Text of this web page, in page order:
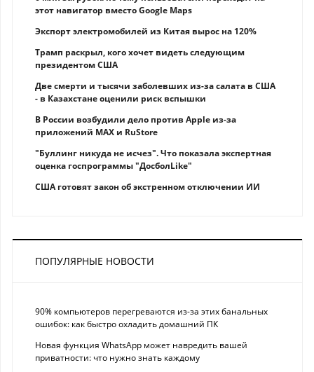
этот навигатор вместо Google Maps
Экспорт электромобилей из Китая вырос на 120%
Трамп раскрыл, кого хочет видеть следующим
президентом США
Две смерти и тысячи заболевших из-за салата в США
- в Казахстане оценили риск вспышки
В России возбудили дело против Apple из-за
приложений MAX и RuStore
"Буллинг никуда не исчез". Что показала экспертная
оценка госпрограммы "ДосболLike"
США готовят закон об экстренном отключении ИИ
ПОПУЛЯРНЫЕ НОВОСТИ
90% компьютеров перегреваются из-за этих банальных
ошибок: как быстро охладить домашний ПК
Новая функция WhatsApp может навредить вашей
приватности: что нужно знать каждому